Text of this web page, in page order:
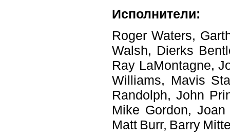
Исполнители:
Roger Waters,
Walsh, Dierks
Ray LaMontagne,
Williams, Mavis
Randolph, John
Mike Gordon,
Matt Burr, Barry